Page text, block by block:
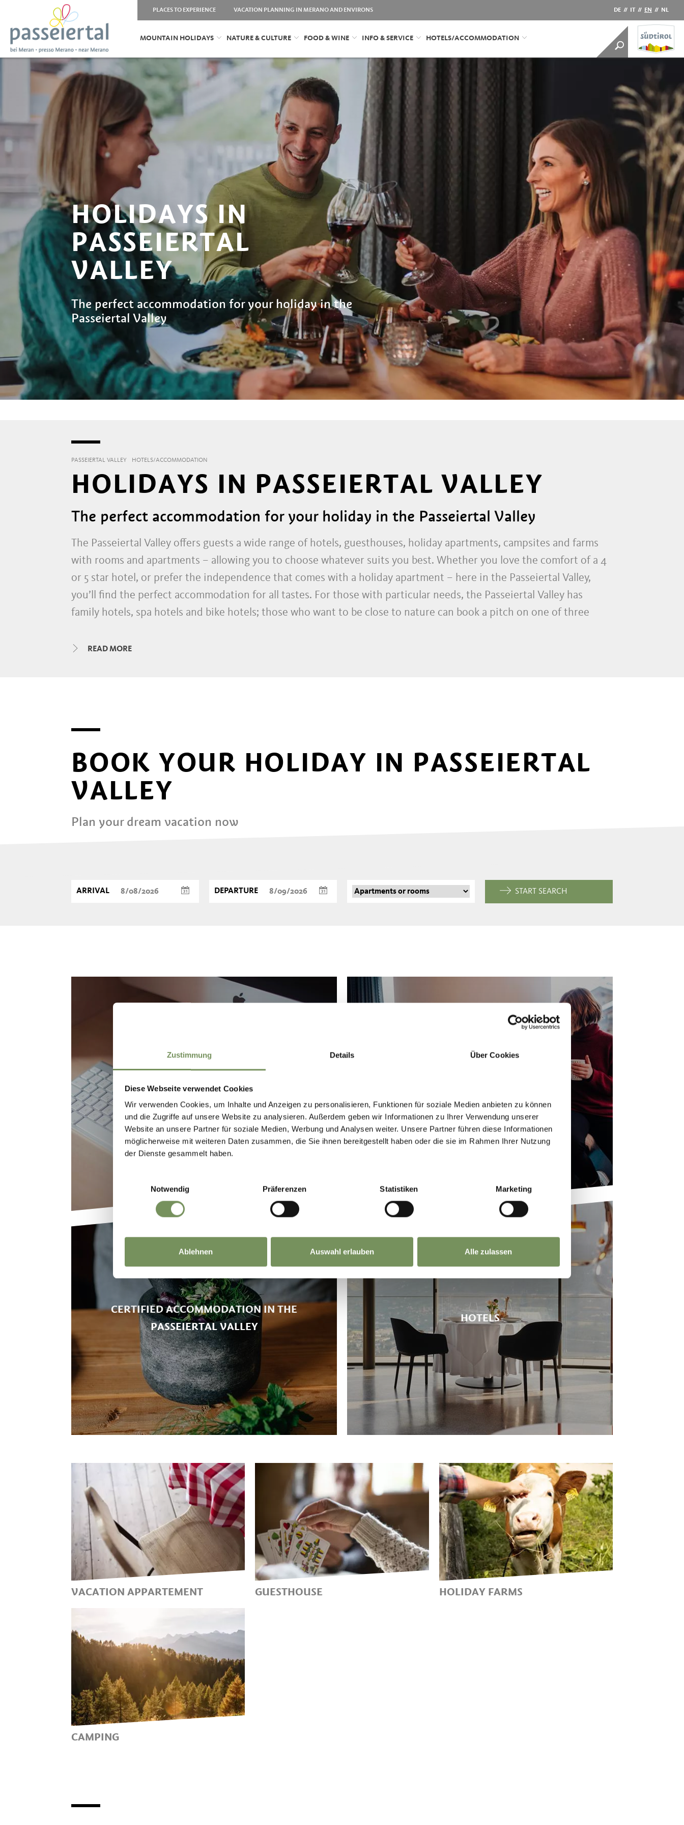
Zustimmung Details Über Cookies
Diese Webseite verwendet Cookies
Wir verwenden Cookies, um Inhalte und Anzeigen zu personalisieren, Funktionen für soziale Medien anbieten zu können
und die Zugriffe auf unsere Website zu analysieren. Außerdem geben wir Informationen zu Ihrer Verwendung unserer
Website an unsere Partner für soziale Medien, Werbung und Analysen weiter. Unsere Partner führen diese Informationen
möglicherweise mit weiteren Daten zusammen, die Sie ihnen bereitgestellt haben oder die sie im Rahmen Ihrer Nutzung
der Dienste gesammelt haben.
Notwendig
Präferenzen Statistiken Marketing
Ablehnen Auswahl erlauben Alle zulassen
PLACES TO EXPERIENCE VACATION PLANNING IN MERANO AND ENVIRONS DE // IT // EN // NL
MOUNTAIN HOLIDAYS NATURE & CULTURE FOOD & WINE INFO & SERVICE HOTELS/ACCOMMODATION
HOLIDAYS IN
PASSEIERTAL
VALLEY
The perfect accommodation for your holiday in the
Passeiertal Valley
PASSEIERTAL VALLEY HOTELS/ACCOMMODATION
HOLIDAYS IN PASSEIERTAL VALLEY
The perfect accommodation for your holiday in the Passeiertal Valley
The Passeiertal Valley offers guests a wide range of hotels, guesthouses, holiday apartments, campsites and farms
with rooms and apartments – allowing you to choose whatever suits you best. Whether you love the comfort of a 4
or 5 star hotel, or prefer the independence that comes with a holiday apartment – here in the Passeiertal Valley,
you’ll find the perfect accommodation for all tastes. For those with particular needs, the Passeiertal Valley has
family hotels, spa hotels and bike hotels; those who want to be close to nature can book a pitch on one of three
available accommodation. You can also filter the list according to personal criteria and send an enquiry to the
READ MORE
BOOK YOUR HOLIDAY IN PASSEIERTAL
VALLEY
Plan your dream vacation now
ARRIVAL DEPARTURE START SEARCH
ACCOMMODATION ENQUIRY
CERTIFIED ACCOMMODATION IN THE
PASSEIERTAL VALLEY
HOTELS
MAXIMUM COMFORT AT LOW
PRICES
VACATION APPARTEMENT
GUESTHOUSE
HOLIDAY FARMS
CAMPING